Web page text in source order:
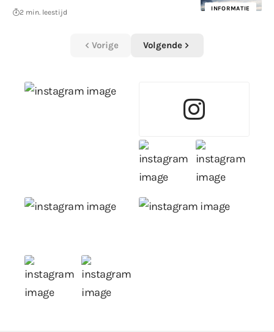
INFORMATIE
2 min. leestijd
Vorige Volgende